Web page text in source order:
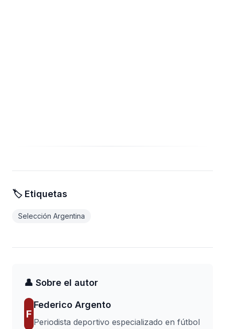
🏷️ Etiquetas
Selección Argentina
👤 Sobre el autor
F
Federico Argento
Periodista deportivo especializado en fútbol